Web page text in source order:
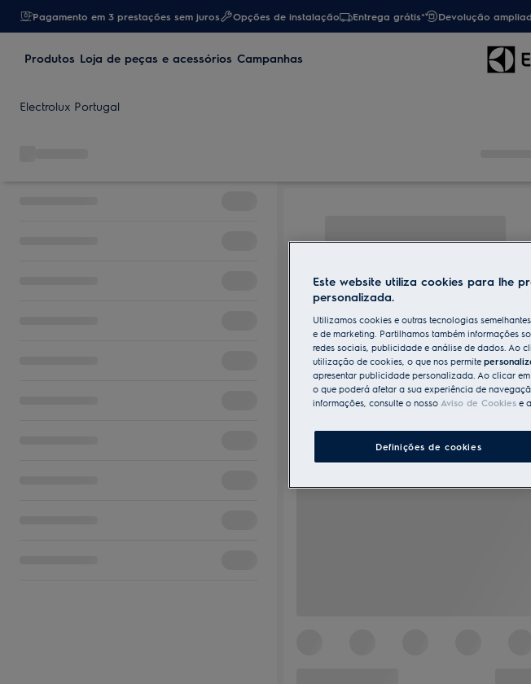
Pagamento em 3 prestações sem juros Opções de instalação Entrega grátis* Devolução
Produtos Loja de peças e acessórios Campanhas
Electrolux Portugal
Este website utiliza cookies para lhe
personalizada.
Utilizamos cookies e outras tecnologias
e de marketing. Partilhamos também informações
redes sociais, publicidade e análise de dados. Ao
utilização de cookies, o que nos permite
apresentar publicidade personalizada. Ao clicar
o que poderá afetar a sua experiência de
informações, consulte o nosso Aviso de Cookies e a
Definições de cookies